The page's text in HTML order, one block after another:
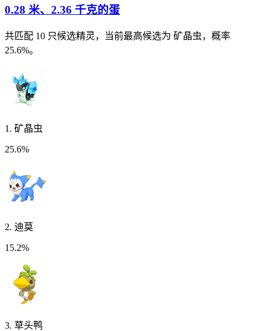
0.28 米、 2.36 千克的蛋
共匹配 10 只候选精灵 ，当前最高候选为 矿晶虫，概率
25.6%。
1 . 矿晶虫
25.6%
2. 迪莫
15.2%
3. 草头鸭